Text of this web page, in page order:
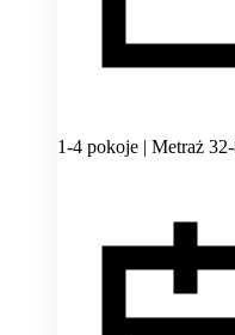
1-4 pokoje | Metraż